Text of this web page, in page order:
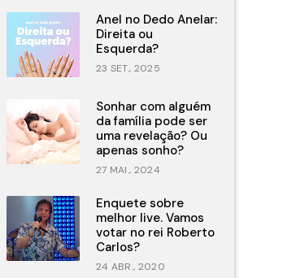
Anel no Dedo Anelar:
Direita ou
Esquerda?
23 SET., 2025
Sonhar com alguém
da família pode ser
uma revelação? Ou
apenas sonho?
27 MAI., 2024
Enquete sobre
melhor live. Vamos
votar no rei Roberto
Carlos?
24 ABR., 2020